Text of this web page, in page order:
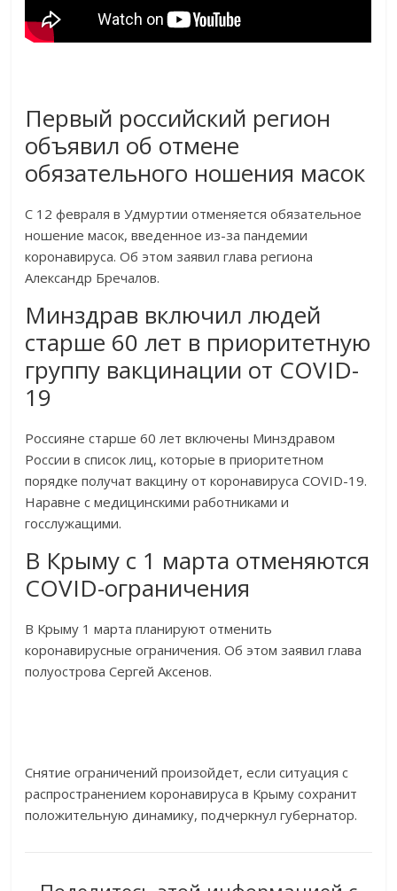
Первый российский регион
объявил об отмене
обязательного ношения масок
С 12 февраля в Удмуртии отменяется обязательное
ношение масок, введенное из-за пандемии
коронавируса. Об этом заявил глава региона
Александр Бречалов.
Минздрав включил людей
старше 60 лет в приоритетную
группу вакцинации от COVID-
19
Россияне старше 60 лет включены Минздравом
России в список лиц, которые в приоритетном
порядке получат вакцину от коронавируса COVID-19.
Наравне с медицинскими работниками и
госслужащими.
В Крыму с 1 марта отменяются
COVID-ограничения
В Крыму 1 марта планируют отменить
коронавирусные ограничения. Об этом заявил глава
полуострова Сергей Аксенов.
Снятие ограничений произойдет, если ситуация с
распространением коронавируса в Крыму сохранит
положительную динамику, подчеркнул губернатор.